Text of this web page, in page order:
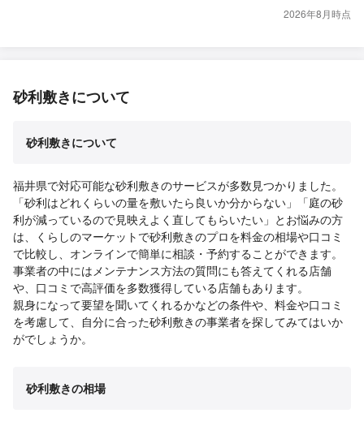
2026年8月時点
砂利敷きについて
砂利敷きについて
福井県で対応可能な砂利敷きのサービスが多数見つかりました。
「砂利はどれくらいの量を敷いたら良いか分からない」「庭の砂
利が減っているので見映えよく直してもらいたい」とお悩みの方
は、くらしのマーケットで砂利敷きのプロを料金の相場や口コミ
で比較し、オンラインで簡単に相談・予約することができます。
事業者の中にはメンテナンス方法の質問にも答えてくれる店舗
や、口コミで高評価を多数獲得している店舗もあります。
親身になって要望を聞いてくれるかなどの条件や、料金や口コミ
を考慮して、自分に合った砂利敷きの事業者を探してみてはいか
がでしょうか。
砂利敷きの相場